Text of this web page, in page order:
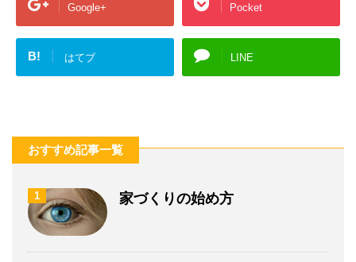
Google+ Pocket
B! はてブ LINE
おすすめ記事一覧
1 家づくりの始め方